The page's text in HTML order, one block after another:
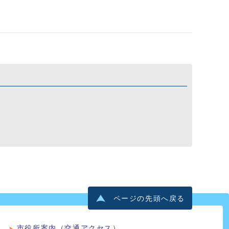
ページの先頭へ戻る